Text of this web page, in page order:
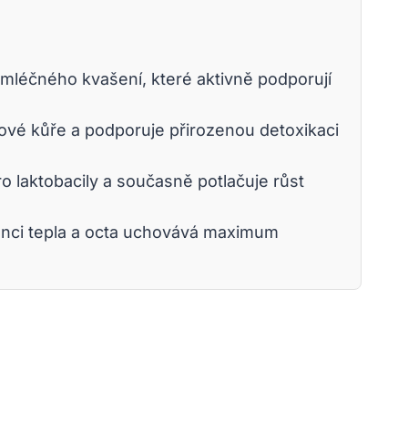
kvašení, které aktivně podporují
kůře a podporuje přirozenou detoxikaci
laktobacily a současně potlačuje růst
tepla a octa uchovává maximum